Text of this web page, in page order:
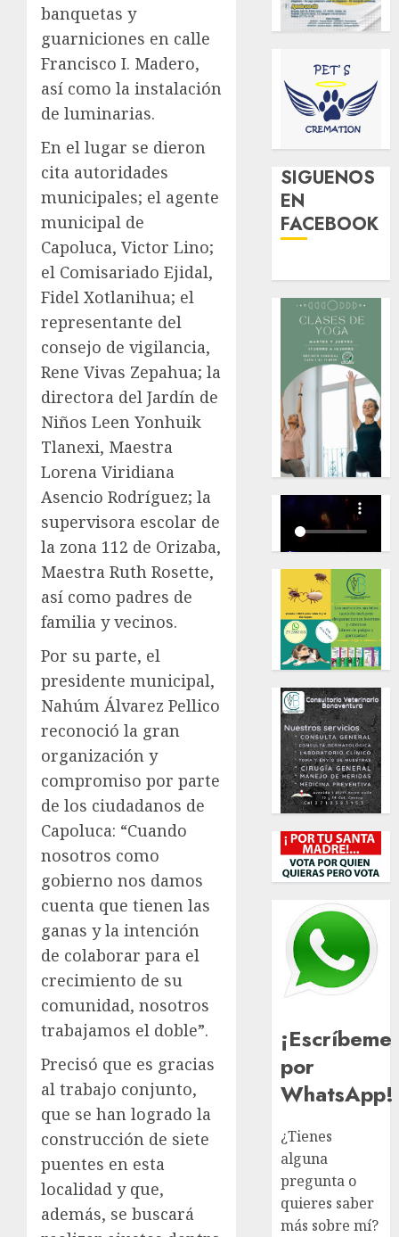
banquetas y
guarniciones en calle
Francisco I. Madero,
así como la instalación
de luminarias.
En el lugar se dieron
cita autoridades
municipales; el agente
municipal de
Capoluca, Victor Lino;
el Comisariado Ejidal,
Fidel Xotlanihua; el
representante del
consejo de vigilancia,
Rene Vivas Zepahua; la
directora del Jardín de
Niños Leen Yonhuik
Tlanexi, Maestra
Lorena Viridiana
Asencio Rodríguez; la
supervisora escolar de
la zona 112 de Orizaba,
Maestra Ruth Rosette,
así como padres de
familia y vecinos.
Por su parte, el
presidente municipal,
Nahúm Álvarez Pellico
reconoció la gran
organización y
compromiso por parte
de los ciudadanos de
Capoluca: “Cuando
nosotros como
gobierno nos damos
cuenta que tienen las
ganas y la intención
de colaborar para el
crecimiento de su
comunidad, nosotros
trabajamos el doble”.
Precisó que es gracias
al trabajo conjunto,
que se han logrado la
construcción de siete
puentes en esta
localidad y que,
además, se buscará
SIGUENOS
EN
FACEBOOK
¡Escríbeme
por
WhatsApp!
¿Tienes
alguna
pregunta o
quieres saber
más sobre mí?